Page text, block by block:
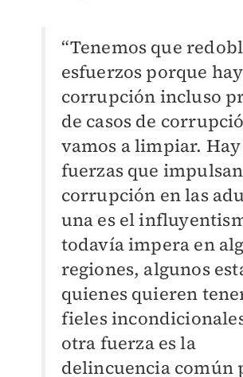
“Tenemos que
esfuerzos porque hay
corrupción incluso
de casos de
vamos a limpiar.
fuerzas que
corrupción en las
una es el
todavía impera en
regiones, algunos
quienes quieren
fieles
otra fuerza es la
delincuencia común